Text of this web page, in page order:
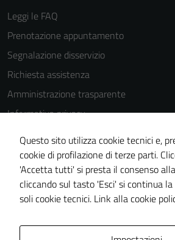
Leggi le FAQ
Prenotazione appuntamento
Segnalazione disservizio
Richiesta assistenza
Amministrazione trasparente
Informativa privacy
Note legali
Dichiarazione di accessibilità
Piano di miglioramento del sito
Questo sito utilizza cookie tecnici e,
cookie di profilazione di terze parti.
'Accetta tutti' si presta il consenso
cliccando sul tasto 'Esci' si continua
soli cookie tecnici. Link alla cookie